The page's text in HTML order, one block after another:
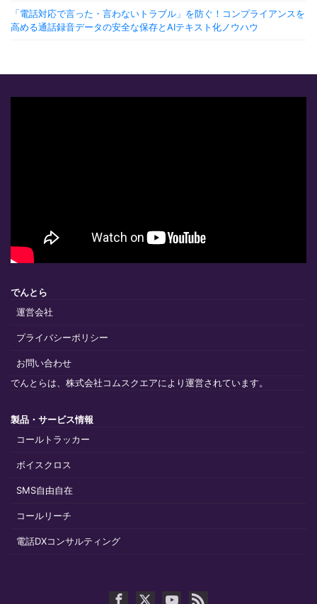
「電話対応で言った・言わないトラブル」を防ぐ！コンプライアンスを
高める通話録音データの安全な保存とAIテキスト化ノウハウ
でんとら
運営会社
プライバシーポリシー
お問い合わせ
でんとらは、株式会社コムスクエアにより運営されています。
製品・サービス情報
コールトラッカー
ボイスクロス
SMS自由自在
コールリーチ
電話DXコンサルティング